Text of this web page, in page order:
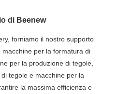
di Beenew
forniamo il nostro supporto
per la formatura di
per la produzione di tegole,
tegole e macchine per la
la massima efficienza e